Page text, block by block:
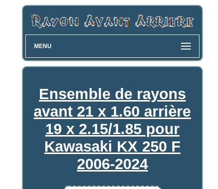
MENU
Ensemble de rayons
avant 21 x 1.60 arrière
19 x 2.15/1.85 pour
Kawasaki KX 250 F
2006-2024